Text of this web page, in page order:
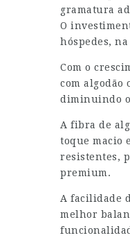
gramatura
O
hóspedes,
Com o
com
diminuindo o
A fibra de
toque macio
resistentes,
premium.
A facilidade
melhor